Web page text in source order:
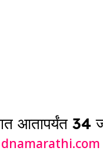
34
dnamarathi.com